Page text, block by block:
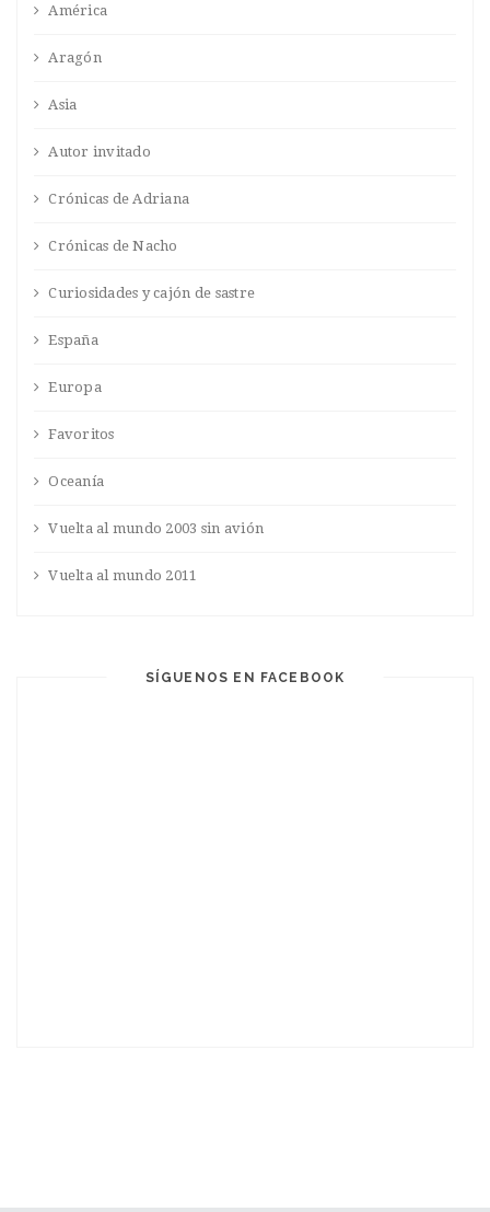
América
Aragón
Asia
Autor invitado
Crónicas de Adriana
Crónicas de Nacho
Curiosidades y cajón de sastre
España
Europa
Favoritos
Oceanía
Vuelta al mundo 2003 sin avión
Vuelta al mundo 2011
SÍGUENOS EN FACEBOOK